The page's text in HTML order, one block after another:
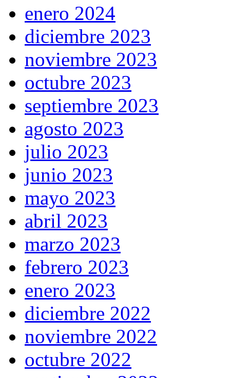
enero 2024
diciembre 2023
noviembre 2023
octubre 2023
septiembre 2023
agosto 2023
julio 2023
junio 2023
mayo 2023
abril 2023
marzo 2023
febrero 2023
enero 2023
diciembre 2022
noviembre 2022
octubre 2022